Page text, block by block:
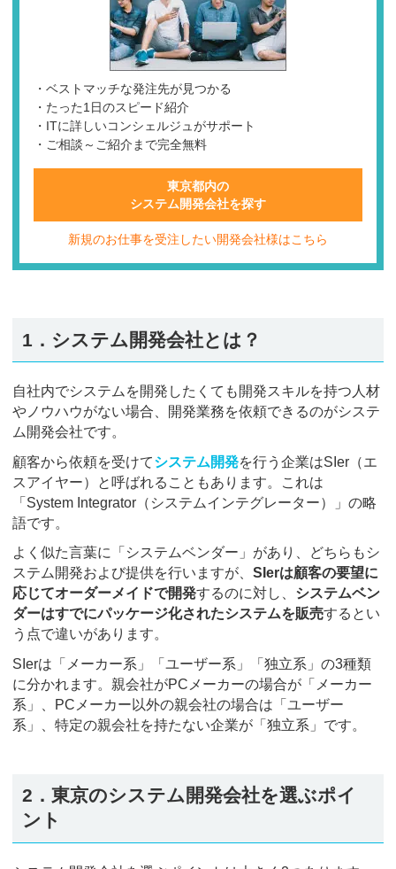
・ベストマッチな発注先が見つかる
・たった1日のスピード紹介
・ITに詳しいコンシェルジュがサポート
・ご相談～ご紹介まで完全無料
東京都内の
システム開発会社を探す
新規のお仕事を受注したい開発会社様はこちら
1．システム開発会社とは？
自社内でシステムを開発したくても開発スキルを持つ人材
やノウハウがない場合、開発業務を依頼できるのがシステ
ム開発会社です。
顧客から依頼を受けてシステム開発を行う企業はSIer（エ
スアイヤー）と呼ばれることもあります。これは
「System Integrator（システムインテグレーター）」の略
語です。
よく似た言葉に「システムベンダー」があり、どちらもシ
ステム開発および提供を行いますが、 SIerは顧客の要望に
応じてオーダーメイドで開発するのに対し、 システムベン
ダーはすでにパッケージ化されたシステムを販売するとい
う点で違いがあります。
SIerは「メーカー系」「ユーザー系」「独立系」の3種類
に分かれます。親会社がPCメーカーの場合が「メーカー
系」、PCメーカー以外の親会社の場合は「ユーザー
系」、特定の親会社を持たない企業が「独立系」です。
2．東京のシステム開発会社を選ぶポイ
ント